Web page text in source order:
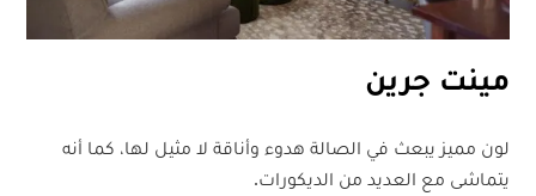
مينت جرين
لون مميز يبعث في الصالة هدوء وأناقة لا مثيل لها، كما أنه
يتماشى مع العديد من الديكورات.